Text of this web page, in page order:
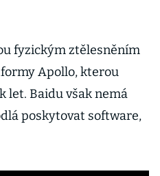
fyzickým ztělesněním
Apollo, kterou
let. Baidu však nemá
poskytovat software,